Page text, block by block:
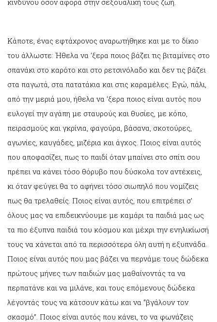
Κάποτε, ένας εφτάχρονος αναρωτήθηκε και με το δίκιο
του άλλωστε: Ήθελα να ‘ξερα ποιος βάζει τις βιταμίνες στο
σπανάκι στο καρότο και στο ρετσινόλαδο και δεν τις βάζει
στα παγωτά, στα πατατάκια και στις καραμέλες. Εγώ, πάλι,
από την μεριά μου, ήθελα να ‘ξερα ποιος είναι αυτός που
ευλογεί την αγάπη με σταυρούς και θυσίες, με κόπο,
πειρασμούς και γκρίνια, φαγούρα, βάσανα, σκοτούρες,
αγωνίες, καυγάδες, μιζέρια και άγχος. Ποιος είναι αυτός
που αποφασίζει, πως το παιδί όταν μπαίνει στο σπίτι σου
πρέπει να κάνει τόσο θόρυβο που δύσκολα τον αντέχεις,
κι όταν φεύγει θα το αφήνει τόσο σιωπηλό που νομίζεις
πως θα τρελαθείς. Ποιος είναι αυτός, που επιτρέπει σ’
όλους μας να επιδεικνύουμε με καμάρι τα παιδιά μας ως
τα πιο έξυπνα παιδιά του κόσμου και μέχρι την ενηλικίωσή
τους να χάνεται από τα περισσότερα όλη αυτή η εξυπνάδα.
Ποιος είναι αυτός που μας βάζει να περνάμε τους δώδεκα
πρώτους μήνες των παιδιών μας μαθαίνοντάς τα να
περπατάνε και να μιλάνε, και τους επόμενους δώδεκα
λέγοντάς τους να κάτσουν κάτω και να “βγάλουν τον
σκασμό”. Ποιος είναι αυτός που κάνει, το να φωνάζεις